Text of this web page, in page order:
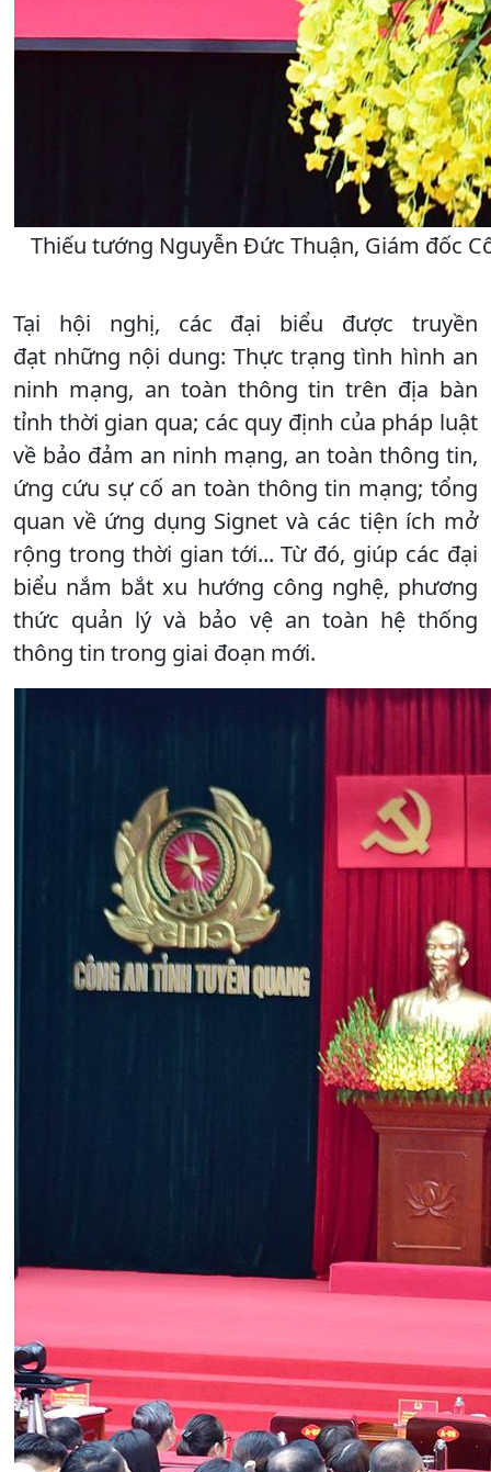
Thiếu tướng Nguyễn Đức Thuận, Giám đốc
Tại hội nghị, các đại biểu được truyền
đạt những nội dung: Thực trạng tình hình an
ninh mạng, an toàn thông tin trên địa bàn
tỉnh thời gian qua; các quy định của pháp luật
về bảo đảm an ninh mạng, an toàn thông tin,
ứng cứu sự cố an toàn thông tin mạng; tổng
quan về ứng dụng Signet và các tiện ích mở
rộng trong thời gian tới... Từ đó, giúp các đại
biểu nắm bắt xu hướng công nghệ, phương
thức quản lý và bảo vệ an toàn hệ thống
thông tin trong giai đoạn mới.